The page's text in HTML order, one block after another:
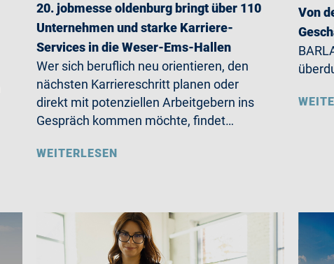
20. jobmesse oldenburg bringt über 110
Unternehmen und starke Karriere-
Services in die Weser-Ems-Hallen
Wer sich beruflich neu orientieren, den
nächsten Karriereschritt planen oder
direkt mit potenziellen Arbeitgebern ins
Gespräch kommen möchte, findet…
WEITERLESEN
Von